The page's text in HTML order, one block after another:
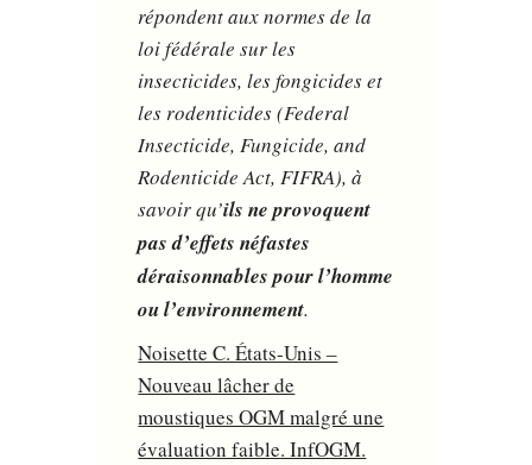
répondent aux normes de la
loi fédérale sur les
insecticides, les fongicides et
les rodenticides (Federal
Insecticide, Fungicide, and
Rodenticide Act, FIFRA), à
savoir qu’ils ne provoquent
pas d’effets néfastes
déraisonnables pour l’homme
ou l’environnement.
Noisette C. États-Unis –
Nouveau lâcher de
moustiques OGM malgré une
évaluation faible. InfOGM.